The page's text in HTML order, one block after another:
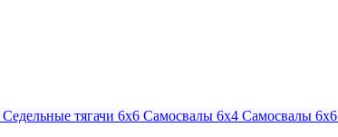
Седельные тягачи 6х6 Самосвалы 6х4 Самосвалы 6х6